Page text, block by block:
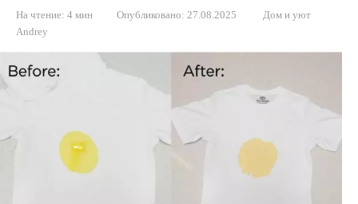
На чтение: 4 мин Опубликовано: 27.08.2025
Дом и уют
Andrey